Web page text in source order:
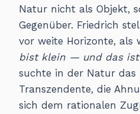
Natur nicht als Objekt,
Gegenüber. Friedrich
vor weite Horizonte, als
bist klein — und das ist
suchte in der Natur das
Transzendente, die
sich dem rationalen